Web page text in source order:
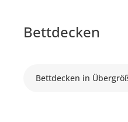
Bettdecken
Bettdecken in